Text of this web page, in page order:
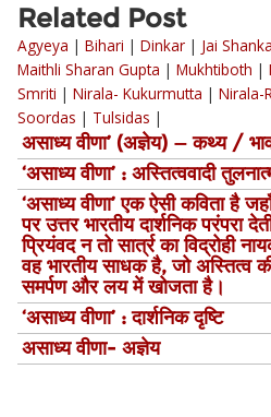
Related Post
Agyeya | Bihari | Dinkar | Jai
Maithli Sharan Gupta | Mukhtiboth |
Smriti | Nirala- Kukurmutta | Nirala-
Soordas | Tulsidas |
असाध्य वीणा’ (अज्ञेय) — कथ्य /
‘असाध्य वीणा’ : अस्तित्ववादी
‘असाध्य वीणा’ एक ऐसी कविता है
पर उत्तर भारतीय दार्शनिक परंपरा
प्रियंवद न तो सार्त्र का विद्रोही
वह भारतीय साधक है, जो अस्तित्व
समर्पण और लय में खोजता है।
‘असाध्य वीणा’ : दार्शनिक दृष्टि
असाध्य वीणा- अज्ञेय